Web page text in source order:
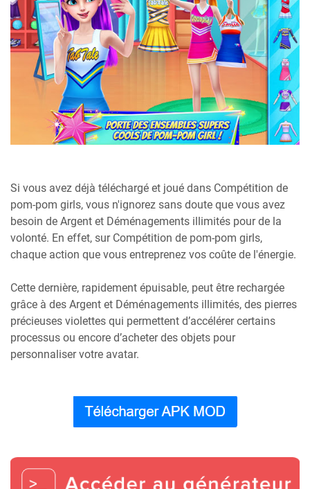
Si vous avez déjà téléchargé et joué dans Compétition de
pom-pom girls, vous n'ignorez sans doute que vous avez
besoin de Argent et Déménagements illimités pour de la
volonté. En effet, sur Compétition de pom-pom girls,
chaque action que vous entreprenez vos coûte de l'énergie.
Cette dernière, rapidement épuisable, peut être rechargée
grâce à des Argent et Déménagements illimités, des pierres
précieuses violettes qui permettent d’accélérer certains
processus ou encore d’acheter des objets pour
personnaliser votre avatar.